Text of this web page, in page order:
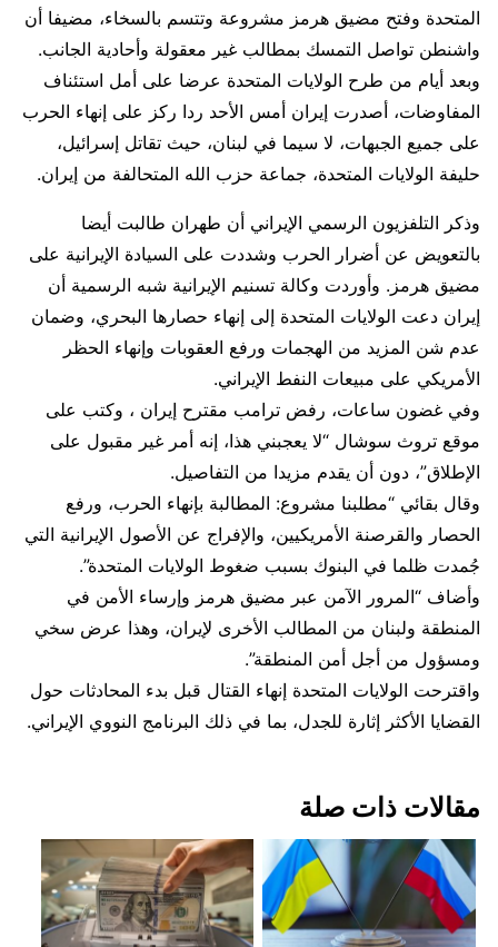
المتحدة وفتح مضيق ‌هرمز مشروعة وتتسم بالسخاء، مضيفا أن
واشنطن تواصل التمسك بمطالب غير معقولة وأحادية الجانب.
وبعد أيام من طرح الولايات المتحدة عرضا على أمل استئناف
المفاوضات، أصدرت إيران أمس الأحد ردا ركز على إنهاء الحرب
على جميع ⁠الجبهات، لا سيما في لبنان، حيث تقاتل إسرائيل،
حليفة الولايات المتحدة، جماعة حزب الله المتحالفة من إيران.
وذكر التلفزيون الرسمي الإيراني أن طهران طالبت أيضا
بالتعويض عن أضرار الحرب وشددت على السيادة الإيرانية على
مضيق هرمز. وأوردت وكالة تسنيم الإيرانية شبه الرسمية أن
إيران دعت الولايات المتحدة إلى إنهاء حصارها البحري، وضمان
عدم شن المزيد من الهجمات ورفع ‌العقوبات ⁠وإنهاء الحظر
الأمريكي على مبيعات النفط الإيراني.
وفي غضون ساعات، رفض ترامب مقترح إيران ، وكتب على
موقع تروث سوشال “لا يعجبني هذا، إنه أمر غير مقبول على
الإطلاق”، دون أن يقدم مزيدا من ⁠التفاصيل.
وقال بقائي “مطلبنا مشروع: المطالبة بإنهاء الحرب، ورفع
الحصار والقرصنة الأمريكيين، والإفراج عن الأصول الإيرانية التي
جُمدت ظلما في البنوك بسبب ضغوط الولايات ⁠المتحدة”.
وأضاف “المرور الآمن عبر مضيق هرمز وإرساء الأمن في
المنطقة ولبنان من المطالب الأخرى لإيران، وهذا عرض سخي
ومسؤول ⁠من أجل أمن المنطقة”.
واقترحت الولايات المتحدة إنهاء القتال قبل بدء المحادثات حول
القضايا الأكثر إثارة للجدل، بما في ذلك البرنامج النووي الإيراني.
مقالات ذات صلة